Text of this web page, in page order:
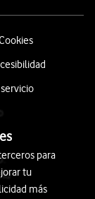
para
tu
más